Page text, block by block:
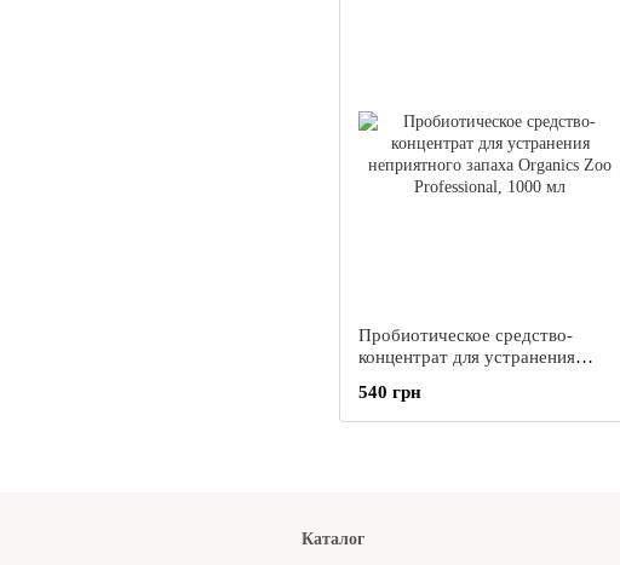
Пробиотическое средство-
концентрат для устранения
Zoo Professional, 1000 мл
540 грн
Каталог